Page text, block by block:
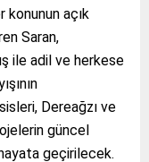
konunun açık
Saran,
ile adil ve herkese
Dereağzı ve
güncel
geçirilecek.